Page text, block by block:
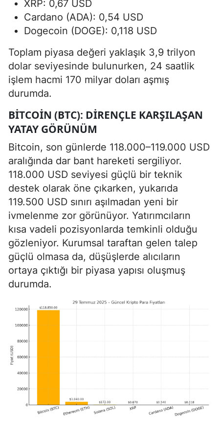
XRP: 0,67 USD
Cardano (ADA): 0,54 USD
Dogecoin (DOGE): 0,118 USD
Toplam piyasa değeri yaklaşık 3,9 trilyon
dolar seviyesinde bulunurken, 24 saatlik
işlem hacmi 170 milyar doları aşmış
durumda.
BITCOIN (BTC): DIRENÇLE KARŞILAŞAN
YATAY GÖRÜNÜM
Bitcoin, son günlerde 118.000–119.000 USD
aralığında dar bant hareketi sergiliyor.
118.000 USD seviyesi güçlü bir teknik
destek olarak öne çıkarken, yukarıda
119.500 USD sınırı aşılmadan yeni bir
ivmelenme zor görünüyor. Yatırımcıların
kısa vadeli pozisyonlarda temkinli olduğu
gözleniyor. Kurumsal taraftan gelen talep
güçlü olmasa da, düşüşlerde alıcıların
ortaya çıktığı bir piyasa yapısı oluşmuş
durumda.